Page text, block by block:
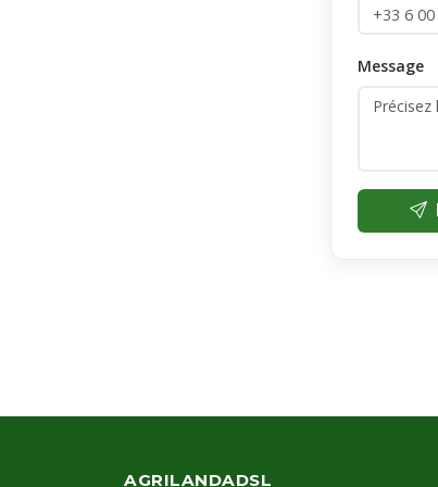
Message
AGRILANDADSL